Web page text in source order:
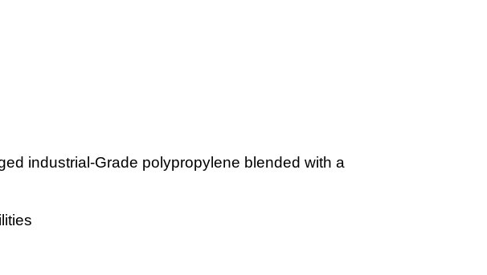
industrial-Grade polypropylene blended with a